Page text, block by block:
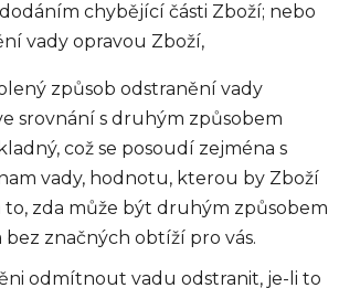
chybějící části Zboží; nebo
vady opravou Zboží,
způsob odstranění vady
srovnání s druhým způsobem
což se posoudí zejména s
vady, hodnotu, kterou by Zboží
to, zda může být druhým způsobem
bez značných obtíží pro vás.
odmítnout vadu odstranit, je-li to